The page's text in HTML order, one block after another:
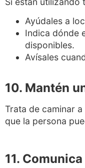
Ayúdales a
Indica dónde
disponibles.
Avísales
10. Mantén
Trata de caminar
que la persona
11.